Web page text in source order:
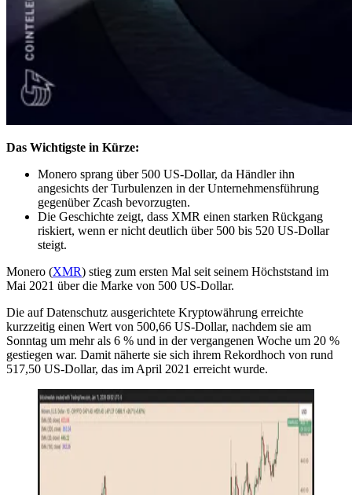
Das Wichtigste in Kürze:
Monero sprang über 500 US-Dollar, da Händler ihn
angesichts der Turbulenzen in der Unternehmensführung
gegenüber Zcash bevorzugten.
Die Geschichte zeigt, dass XMR einen starken Rückgang
riskiert, wenn er nicht deutlich über 500 bis 520 US-Dollar
steigt.
Monero (XMR) stieg zum ersten Mal seit seinem Höchststand im
Mai 2021 über die Marke von 500 US-Dollar.
Die auf Datenschutz ausgerichtete Kryptowährung erreichte
kurzzeitig einen Wert von 500,66 US-Dollar, nachdem sie am
Sonntag um mehr als 6 % und in der vergangenen Woche um 20 %
gestiegen war. Damit näherte sie sich ihrem Rekordhoch von rund
517,50 US-Dollar, das im April 2021 erreicht wurde.